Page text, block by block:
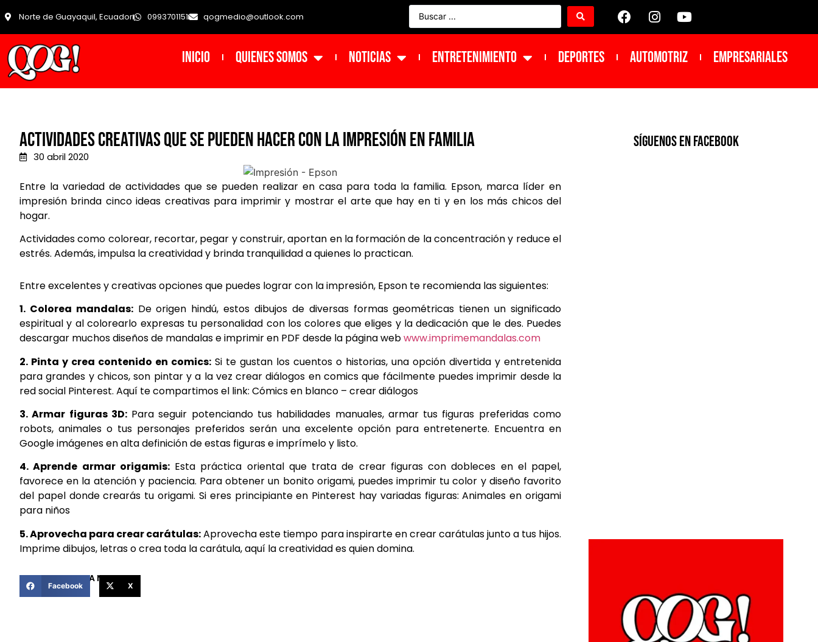
Norte de Guayaquil, Ecuador 0993701151 qogmedio@outlook.com
INICIO Quienes Somos NOTICIAS ENTRETENIMIENTO DEPORTES Automotriz Empresariales
Actividades creativas que se pueden hacer con la impresión en familia
30 abril 2020
Entre la variedad de actividades que se pueden realizar en casa para toda la familia. Epson, marca líder en
impresión brinda cinco ideas creativas para imprimir y mostrar el arte que hay en ti y en los más chicos del
hogar.
Actividades como colorear, recortar, pegar y construir, aportan en la formación de la concentración y reduce el
estrés. Además, impulsa la creatividad y brinda tranquilidad a quienes lo practican.
Entre excelentes y creativas opciones que puedes lograr con la impresión, Epson te recomienda las siguientes:
1. Colorea mandalas:De origen hindú, estos dibujos de diversas formas geométricas tienen un significado
espiritual y al colorearlo expresas tu personalidad con los colores que eliges y la dedicación que le des. Puedes
descargar muchos diseños de mandalas e imprimir en PDF desde la página webwww.imprimemandalas.com
2. Pinta y crea contenido en comics: Si te gustan los cuentos o historias, una opción divertida y entretenida
para grandes y chicos, son pintar y a la vez crear diálogos en comics que fácilmente puedes imprimir desde la
red social Pinterest. Aquí te compartimos el link: Cómics en blanco – crear diálogos
3. Armar figuras 3D:Para seguir potenciando tus habilidades manuales, armar tus figuras preferidas como
robots, animales o tus personajes preferidos serán una excelente opción para entretenerte. Encuentra en
Google imágenes en alta definición de estas figuras e imprímelo y listo.
4. Aprende armar origamis:Esta práctica oriental que trata de crear figuras con dobleces en el papel,
favorece en la atención y paciencia. Para obtener un bonito origami, puedes imprimir tu color y diseño favorito
del papel donde crearás tu origami. Si eres principiante en Pinterest hay variadas figuras: Animales en origami
para niños
5. Aprovecha para crear carátulas:Aprovecha este tiempo para inspirarte en crear carátulas junto a tus hijos.
Imprime dibujos, letras o crea toda la carátula, aquí la creatividad es quien domina.
COMPARTIR ESTA NOTICIA
Facebook X
SíGUENOS EN FACEBOOK